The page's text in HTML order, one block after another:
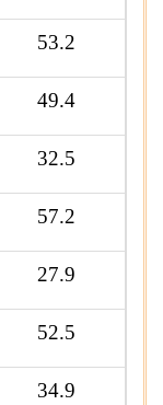
53.2
49.4
32.5
57.2
27.9
52.5
34.9